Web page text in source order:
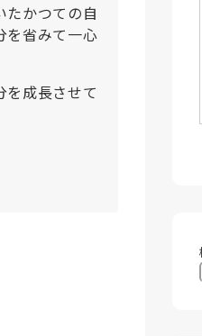
たかつての自
を省みて一心
を成長させて